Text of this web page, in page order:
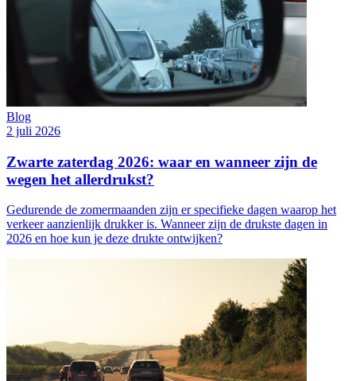
Blog
2 juli 2026
Zwarte zaterdag 2026: waar en wanneer zijn de
wegen het allerdrukst?
Gedurende de zomermaanden zijn er specifieke dagen waarop het
verkeer aanzienlijk drukker is. Wanneer zijn de drukste dagen in
2026 en hoe kun je deze drukte ontwijken?